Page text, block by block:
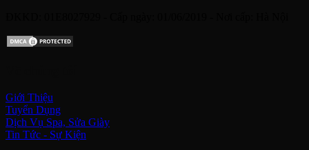
Giới Thiệu
Tuyển Dụng
Dịch Vụ Spa, Sửa Giày
Tin Tức - Sự Kiện